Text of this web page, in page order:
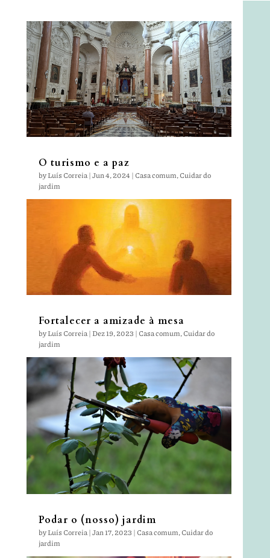
O turismo e a paz
byLuís Correia|Jun 4, 2024| Casa comum,Cuidar do
jardim
Fortalecer a amizade à mesa
byLuís Correia|Dez 19, 2023 | Casa comum,Cuidar do
jardim
Podar o (nosso) jardim
byLuís Correia|Jan 17, 2023 | Casa comum,Cuidar do
jardim